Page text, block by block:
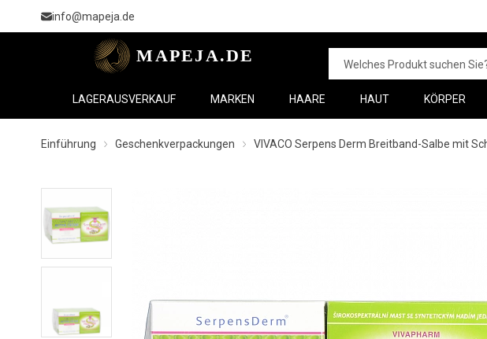
info@mapeja.de
LAGERAUSVERKAUF MARKEN HAARE HAUT KÖRPER
Einführung Geschenkverpackungen VIVACO Serpens Derm Breitband-Salbe mit